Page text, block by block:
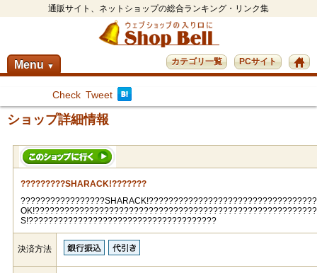
通販サイト、ネットショップの総合ランキング・リンク集
Menu ▼ PCサイト
カテゴリ一覧
Check Tweet
ショップ詳細情報
?????????SHARACK!???????
S!??????????????????????????????????????
決済方法